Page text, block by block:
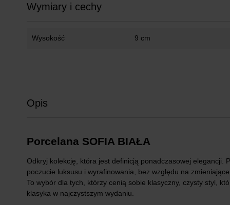
Wymiary i cechy
Wysokość 9 cm
Opis
Porcelana SOFIA BIAŁA
Odkryj kolekcję, która jest definicją ponadczasowej elegancji.
poczucie luksusu i wyrafinowania, bez względu na
To wybór dla tych, którzy cenią sobie klasyczny, czysty styl,
klasyka w najczystszym wydaniu.